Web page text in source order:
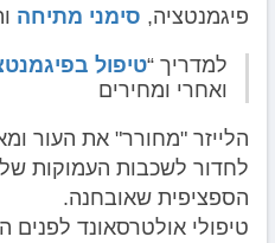
פיגמנטציה, סימני מתיחה
למדריך “טיפול
ואחרי ומחירים
הלייזר "מחורר" את העור
לחדור לשכבות העמוקות
הספציפית שאובחנה.
טיפולי אולטרסאונד